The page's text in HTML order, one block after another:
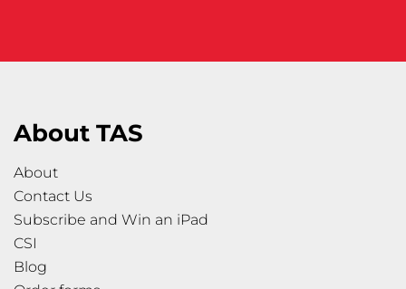
About TAS
About
Contact Us
Subscribe and Win an iPad
CSI
Blog